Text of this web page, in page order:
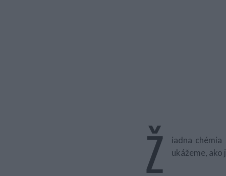
Ž
iadna
ukážeme,